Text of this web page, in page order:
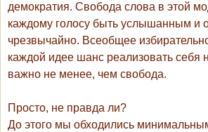
демократия. Свобода слова в этой
каждому голосу быть услышанным и
чрезвычайно. Всеобщее
каждой идее шанс реализовать себя
важно не менее, чем свобода.
Просто, не правда ли?
До этого мы обходились